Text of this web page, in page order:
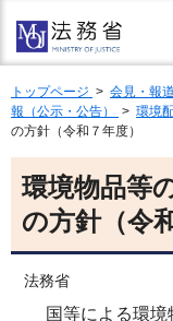
トップページ > 会見・報
報（公示・公告）
> 環境
の方針（令和７年度）
環境物品等
の方針（令
法務省
国等による環境